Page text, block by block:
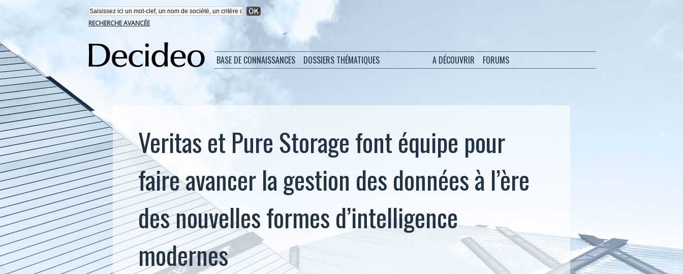
RECHERCHE AVANCÉE
BASE DE CONNAISSANCES DOSSIERS THÉMATIQUES A DÉCOUVRIR FORUMS
Veritas et Pure Storage font équipe pour
faire avancer la gestion des données à l’ère
des nouvelles formes d’intelligence
modernes